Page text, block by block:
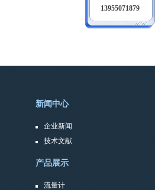
新闻中心
企业新闻
技术文献
产品展示
流量计
13955071879